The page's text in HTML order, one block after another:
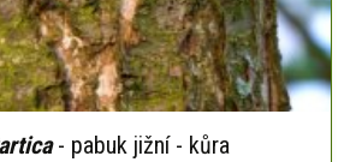
- pabuk jižní - kůra